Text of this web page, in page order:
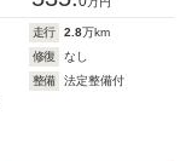
走行 2.8万km
修復
なし
整備
法定整備付